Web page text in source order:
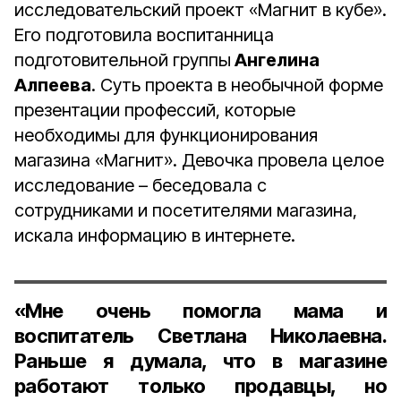
исследовательский проект «Магнит в кубе».
Его подготовила воспитанница
подготовительной группы Ангелина
Алпеева. Суть проекта в необычной форме
презентации профессий, которые
необходимы для функционирования
магазина «Магнит». Девочка провела целое
исследование – беседовала с
сотрудниками и посетителями магазина,
искала информацию в интернете.
«Мне очень помогла мама и
воспитатель Светлана Николаевна.
Раньше я думала, что в магазине
работают только продавцы, но